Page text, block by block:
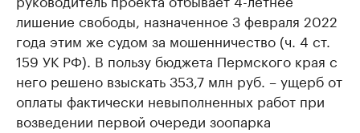
лишение свободы, назначенное 3 февраля 2022
года этим же судом за мошенничество (ч. 4 ст.
159 УК РФ). В пользу бюджета Пермского края с
него решено взыскать 353,7 млн руб. – ущерб от
оплаты фактически невыполненных работ при
возведении первой очереди зоопарка